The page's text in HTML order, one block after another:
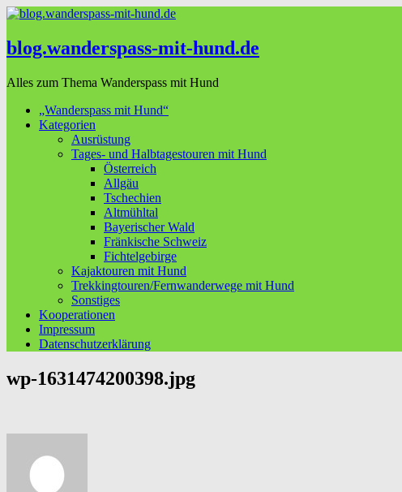
blog.wanderspass-mit-hund.de
Alles zum Thema Wanderspass mit Hund
„Wanderspass mit Hund“
Kategorien
Ausrüstung
Tages- und Halbtagestouren mit Hund
Österreich
Allgäu
Tschechien
Altmühltal
Bayerischer Wald
Fränkische Schweiz
Fichtelgebirge
Kajaktouren mit Hund
Trekkingtouren/Fernwanderwege mit Hund
Sonstiges
Kooperationen
Impressum
Datenschutzerklärung
wp-1631474200398.jpg